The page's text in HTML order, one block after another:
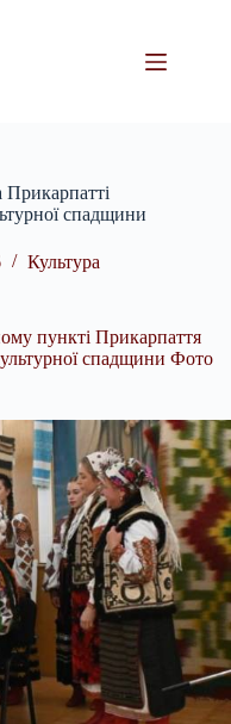
Прикарпатті
спадщини
Культура
пункті Прикарпаття
спадщини Фото